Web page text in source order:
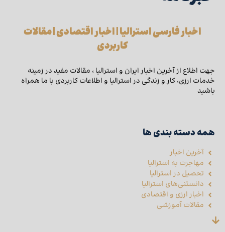
اخبار فارسی استرالیا | اخبار اقتصادی | مقالات
کاربردی
جهت اطلاع از آخرین اخبار ایران و استرالیا ، مقالات مفید در زمینه
خدمات ارزی، کار و زندگی در استرالیا و اطلاعات کاربردی با ما همراه
باشید
همه دسته بندی ها
آخرین اخبار
مهاجرت به استرالیا
تحصیل در استرالیا
دانستنی‌های استرالیا
اخبار ارزی و اقتصادی
مقالات آموزشی